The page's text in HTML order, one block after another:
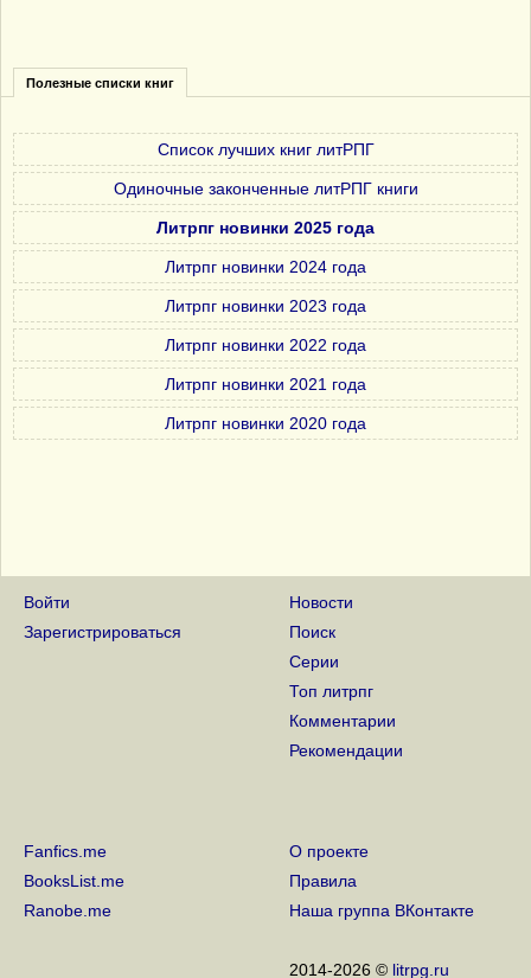
Полезные списки книг
Список лучших книг литРПГ
Одиночные законченные литРПГ книги
Литрпг новинки 2025 года
Литрпг новинки 2024 года
Литрпг новинки 2023 года
Литрпг новинки 2022 года
Литрпг новинки 2021 года
Литрпг новинки 2020 года
Войти
Зарегистрироваться
Новости
Поиск
Серии
Топ литрпг
Комментарии
Рекомендации
Fanfics.me
BooksList.me
Ranobe.me
О проекте
Правила
Наша группа ВКонтакте
2014-2026 © litrpg.ru